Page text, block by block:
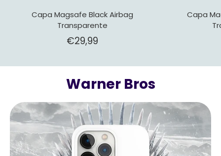
Capa Magsafe Black Airbag
Transparente
€29,99
Capa
Warner Bros